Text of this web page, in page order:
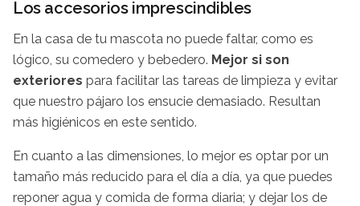
Los accesorios imprescindibles
En la casa de tu mascota no puede faltar, como es
lógico, su comedero y bebedero. Mejor si son
exteriores para facilitar las tareas de limpieza y evitar
que nuestro pájaro los ensucie demasiado. Resultan
más higiénicos en este sentido.
En cuanto a las dimensiones, lo mejor es optar por un
tamaño más reducido para el día a día, ya que puedes
reponer agua y comida de forma diaria; y dejar los de